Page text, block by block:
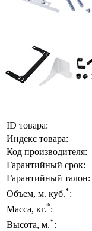
ID товара:
Индекс товара:
Код производителя:
Гарантийный срок:
Гарантийный талон:
Объем, м. куб.*:
Масса, кг.*:
Высота, м.*: